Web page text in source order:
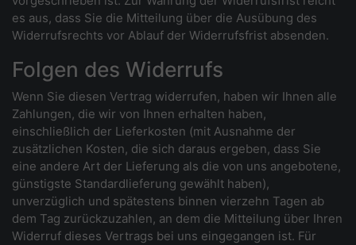
es aus, dass Sie die Mitteilung über die Ausübung des
Widerrufsrechts vor Ablauf der Widerrufsfrist absenden.
Folgen des Widerrufs
Wenn Sie diesen Vertrag widerrufen, haben wir Ihnen alle
Zahlungen, die wir von Ihnen erhalten haben,
einschließlich der Lieferkosten (mit Ausnahme der
zusätzlichen Kosten, die sich daraus ergeben, dass Sie
eine andere Art der Lieferung als die von uns angebotene,
günstigste Standardlieferung gewählt haben),
unverzüglich und spätestens binnen vierzehn Tagen ab
dem Tag zurückzuzahlen, an dem die Mitteilung über Ihren
Widerruf dieses Vertrags bei uns eingegangen ist. Für